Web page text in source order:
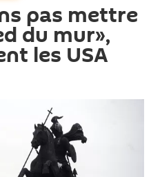
pas mettre
du mur»,
les USA